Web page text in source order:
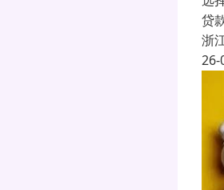
贷
浙
26-